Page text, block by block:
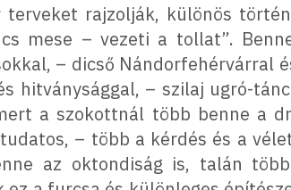
terveket rajzolják, különös
mese – vezeti a tollat”.
– dicső Nándorfehérvárral
hitványsággal, – szilaj ugró-
a szokottnál több benne a
– több a kérdés és a
az oktondiság is, talán